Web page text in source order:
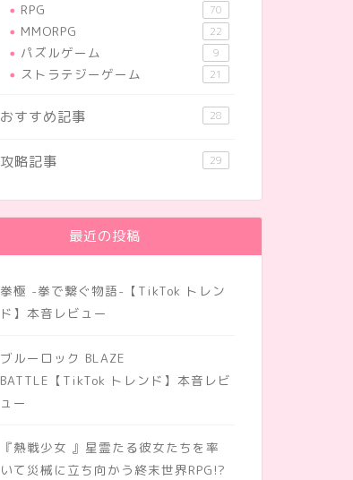
RPG 70
MMORPG 22
パズルゲーム 9
ストラテジーゲーム 21
おすすめ記事 28
攻略記事 29
最近の投稿
拳極 -拳で繋ぐ物語-【TikTok トレン
ド】本音レビュー
ブルーロック BLAZE
BATTLE【TikTok トレンド】本音レビ
ュー
『熱戦少女 』星霊たる彼女たちを率
いて災械に立ち向かう終末世界RPG!?